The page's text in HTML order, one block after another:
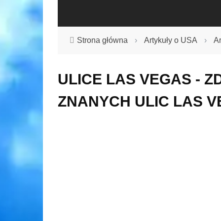
Strona główna › Artykuły o USA ›
ULICE LAS VEGAS -
ZNANYCH ULIC LAS